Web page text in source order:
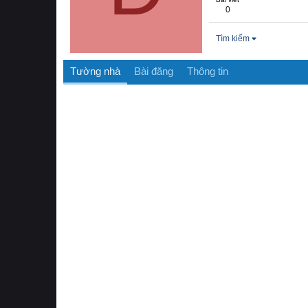
0
Tìm kiếm
Tường nhà Bài đăng Thông tin